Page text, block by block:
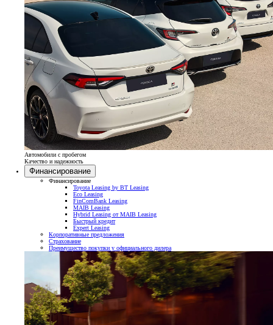
Автомобили с пробегом
Качество и надежность
Финансирование
Финансирование
Toyota Leasing by BT Leasing
Eco Leasing
FinComBank Leasing
MAIB Leasing
Hybrid Leasing от MAIB Leasing
Быстрый кредит
Expert Leasing
Корпоративные предложения
Страхование
Преимущество покупки у официального дилера